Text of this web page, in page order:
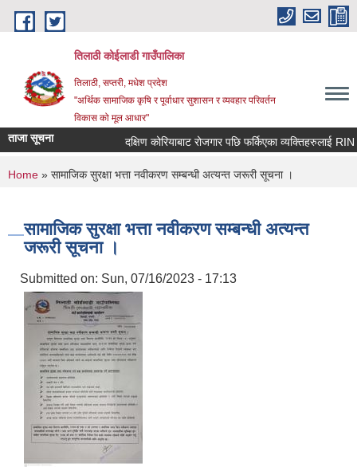
Skip to main content
तिलाठी कोईलाडी गाउँपालिका
तिलाठी, सप्तरी, मधेश प्रदेश
"अर्थिक सामाजिक कृषि र पूर्वाधार सुशासन र व्यवहार परिवर्तन
विकास को मूल आधार"
ताजा सूचना दक्षिण कोरियाबाट रोजगार पछि फर्किएका व्यक्तिहरुलाई
You are here
Home » सामाजिक सुरक्षा भत्ता नवीकरण सम्बन्धी अत्यन्त जरूरी सूचना ।
सामाजिक सुरक्षा भत्ता नवीकरण सम्बन्धी अत्यन्त
जरूरी सूचना ।
Submitted on: Sun, 07/16/2023 - 17:13